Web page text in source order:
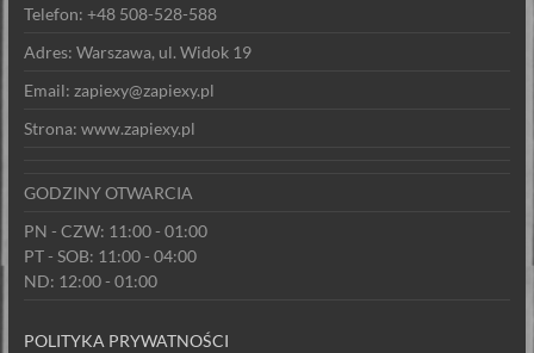
Telefon: +48 508-528-588
Adres: Warszawa, ul. Widok 19
Email: zapiexy@zapiexy.pl
Strona: www.zapiexy.pl
GODZINY OTWARCIA
PN - CZW: 11:00 - 01:00
PT - SOB: 11:00 - 04:00
ND: 12:00 - 01:00
POLITYKA PRYWATNOŚCI